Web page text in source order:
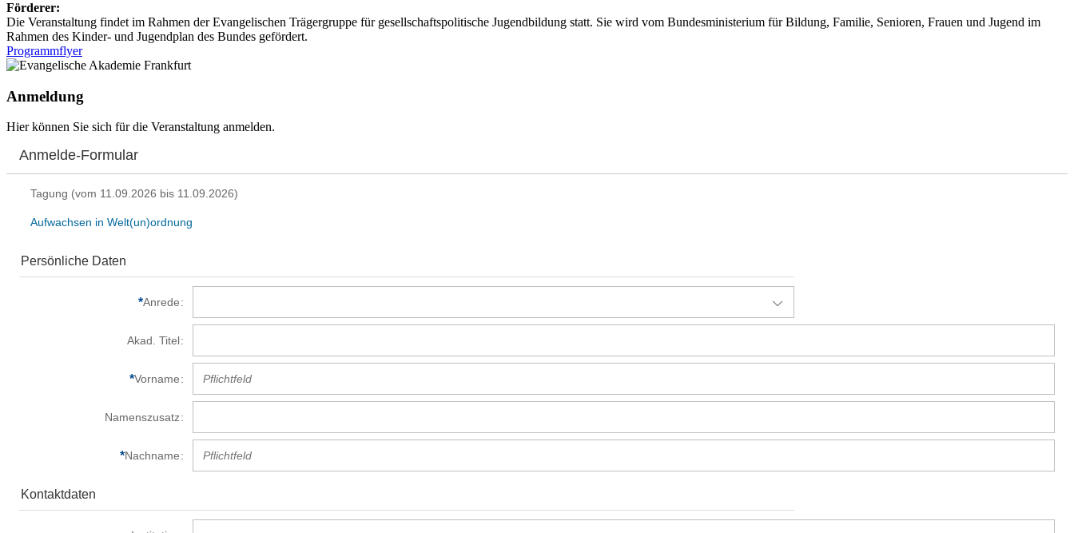
Förderer:
Die Veranstaltung findet im Rahmen der Evangelischen Trägergruppe für gesellschaftspolitische Jugendbildung statt. Sie wird vom Bundesministerium für Bildung, Familie, Senioren, Frauen und Jugend im
Rahmen des Kinder- und Jugendplan des Bundes gefördert.
Programmflyer
Anmeldung
Hier können Sie sich für die Veranstaltung anmelden.